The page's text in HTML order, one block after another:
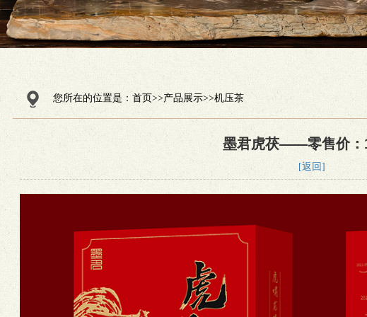
您所在的位置是： 首页>>产品展示>>机压茶
墨君虎茯——零售价：
[返回]